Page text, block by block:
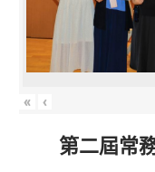
« ‹
第二屆常